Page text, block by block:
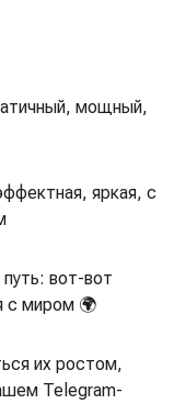
мощный,
яркая, с
вот-вот
с миром 🌍
их ростом,
Telegram-